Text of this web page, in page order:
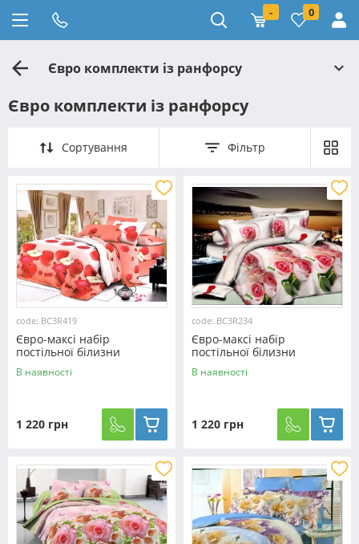
- 0
Євро комплекти із ранфорсу
Євро комплекти із ранфорсу
Сортування Фільтр
code: BC3R419
Євро-максі набір
постільної білизни
200*220 із Ранфорсу
№3R419 Черешенка™
В наявності
1 220 грн
code: BC3R234
Євро-максі набір
постільної білизни
200*220 із Ранфорсу
№3R234 Черешенка™
В наявності
1 220 грн